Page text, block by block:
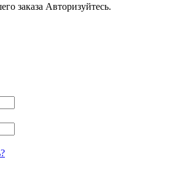
заказа Авторизуйтесь.